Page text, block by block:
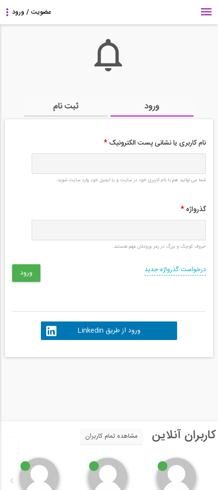
ورود ثبت نام
نام کاربری یا نشانی پست الکترونیک *
شما می توانید هم با نام کاربری خود در سایت و یا ایمیل خود وارد سایت شوید.
گذرواژه *
حروف کوچک و بزرگ در رمز ورودتان مهم هستند.
درخواست گذرواژه جدید
ورود از طریق Linkedin
کاربران آنلاین مشاهده تمام کاربران